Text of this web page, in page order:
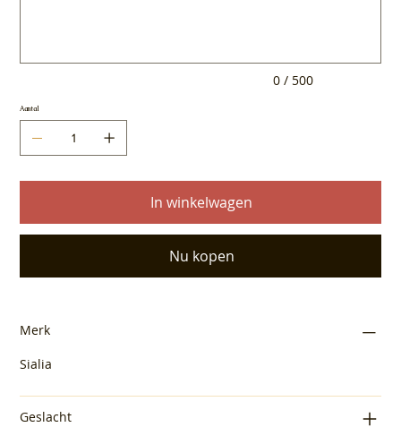
0 / 500
Aantal
In winkelwagen
Nu kopen
Merk
Sialia
Geslacht